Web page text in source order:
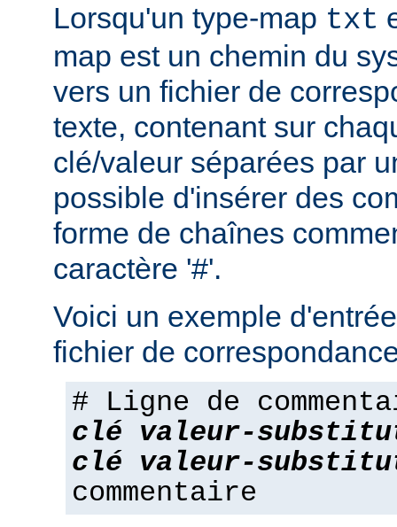
Lorsqu'un type-map txt
map est un chemin du
vers un fichier de
texte, contenant sur
clé/valeur séparées par
possible d'insérer des
forme de chaînes
caractère '#'.
Voici un exemple
fichier de
# Ligne de
clé
valeur-
clé
valeur-
commentaire